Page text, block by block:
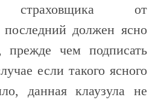
страховщика от
последний должен ясно
прежде чем подписать
если такого ясного
данная клаузула не